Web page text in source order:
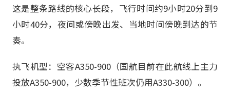
这是整条路线的核心长段，飞行时间约9小时20分到9
小时40分，夜间或傍晚出发、当地时间傍晚到达的节
奏。
执飞机型：空客A350-900（国航目前在此航线上主力
投放A350-900，少数季节性班次仍用A330-300）。